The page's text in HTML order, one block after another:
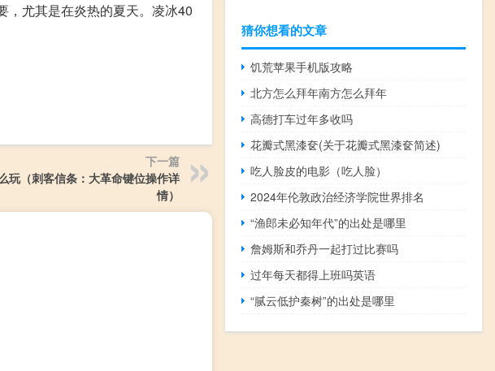
，尤其是在炎热的夏天。凌冰40
下一篇
玩（刺客信条：大革命键位操作详
情）
猜你想看的文章
饥荒苹果手机版攻略
北方怎么拜年南方怎么拜年
高德打车过年多收吗
花瓣式黑漆奁(关于花瓣式黑漆奁简述)
吃人脸皮的电影（吃人脸）
2024年伦敦政治经济学院世界排名
“渔郎未必知年代”的出处是哪里
詹姆斯和乔丹一起打过比赛吗
过年每天都得上班吗英语
“腻云低护秦树”的出处是哪里